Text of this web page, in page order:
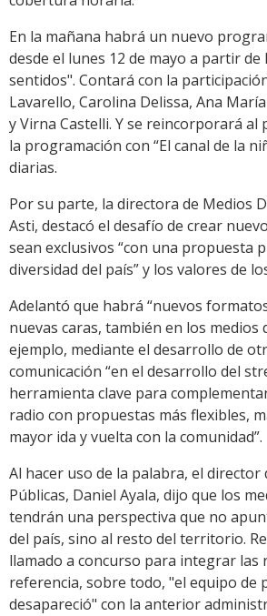
En la mañana habrá un nuevo
desde el lunes 12 de mayo a partir de
sentidos". Contará con la
Lavarello, Carolina Delissa, Ana
y Virna Castelli. Y se reincorporará
la programación con “El canal de la
diarias.
Por su parte, la directora de Medios
Asti, destacó el desafío de crear
sean exclusivos “con una propuesta
diversidad del país” y los valores de
Adelantó que habrá “nuevos
nuevas caras, también en los medios
ejemplo, mediante el desarrollo de
comunicación “en el desarrollo del
herramienta clave para
radio con propuestas más flexibles,
mayor ida y vuelta con la comunidad”.
Al hacer uso de la palabra, el director
Públicas, Daniel Ayala, dijo que los
tendrán una perspectiva que no
del país, sino al resto del territorio.
llamado a concurso para integrar las
referencia, sobre todo, "el equipo de
desapareció" con la anterior